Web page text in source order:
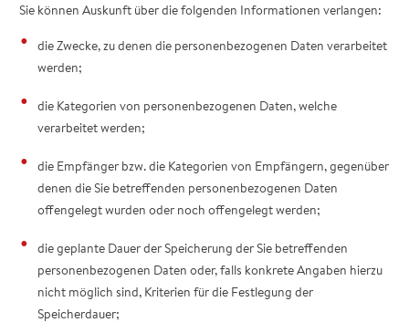
Sie können Auskunft über die folgenden Informationen verlangen:
die Zwecke, zu denen die personenbezogenen Daten verarbeitet
werden;
die Kategorien von personenbezogenen Daten, welche
verarbeitet werden;
die Empfänger bzw. die Kategorien von Empfängern, gegenüber
denen die Sie betreffenden personenbezogenen Daten
offengelegt wurden oder noch offengelegt werden;
die geplante Dauer der Speicherung der Sie betreffenden
personenbezogenen Daten oder, falls konkrete Angaben hierzu
nicht möglich sind, Kriterien für die Festlegung der
Speicherdauer;